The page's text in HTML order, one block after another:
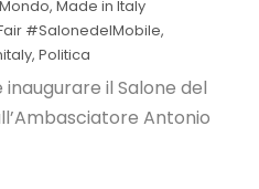
,Made in Italy
#SalonedelMobile,
,Politica
il Salone del
Antonio